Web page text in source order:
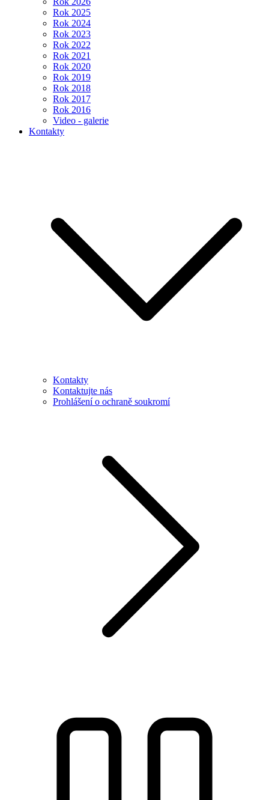
Rok 2025
Rok 2024
Rok 2023
Rok 2022
Rok 2021
Rok 2020
Rok 2019
Rok 2018
Rok 2017
Rok 2016
Video - galerie
Kontakty
Kontakty
Kontaktujte nás
Prohlášení o ochraně soukromí